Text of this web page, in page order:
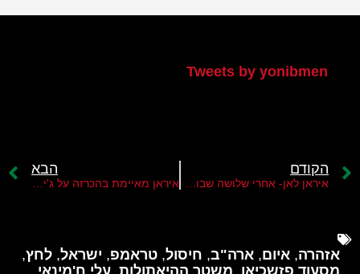
Tweets by yonibmen
הקודם הבא
אזהרה, איום, ארה"ב, חיסול, טראמפ, ישראל, לחץ,
מסעוד פזשכיאן משטר ההיאתולות עלי ח'מינאי